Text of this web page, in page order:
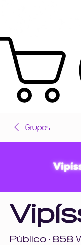
Grupos
Público · 858